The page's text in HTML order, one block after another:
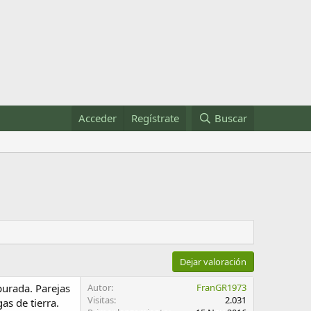
Acceder Regístrate Buscar
Dejar valoración
Parejas
de tierra.
Autor
FranGR1973
Visitas
2.031